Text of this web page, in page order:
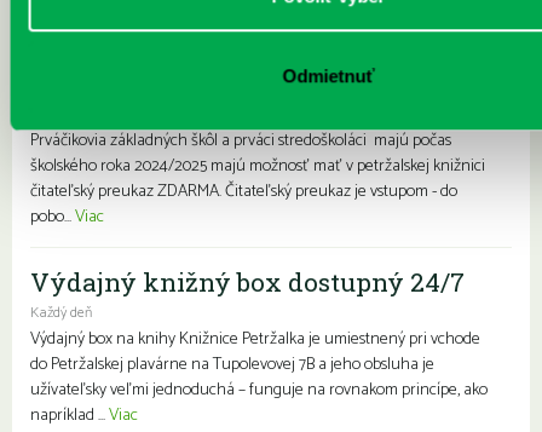
Odmietnuť
knižnice- zápis prváčikov a prvákov
zdarma
Lietavská 16,Prokofievova 5
Prváčikovia základných škôl a prváci stredoškoláci majú počas
školského roka 2024/2025 majú možnosť mať v petržalskej knižnici
čitateľský preukaz ZDARMA. Čitateľský preukaz je vstupom - do
pobo...Viac
Výdajný knižný box dostupný 24/7
Každý deň
Výdajný box na knihy Knižnice Petržalka je umiestnený pri vchode
do Petržalskej plavárne na Tupolevovej 7B a jeho obsluha je
užívateľsky veľmi jednoduchá – funguje na rovnakom princípe, ako
napríklad ...Viac